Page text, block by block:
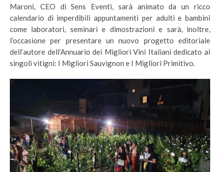
Maroni, CEO di Sens Eventi, sarà animato da un ricco
calendario di imperdibili appuntamenti per adulti e bambini
come laboratori, seminari e dimostrazioni e sarà, inoltre,
l’occasione per presentare un nuovo progetto editoriale
dell’autore dell’Annuario dei Migliori Vini Italiani dedicato ai
singoli vitigni: I Migliori Sauvignon e I Migliori Primitivo.